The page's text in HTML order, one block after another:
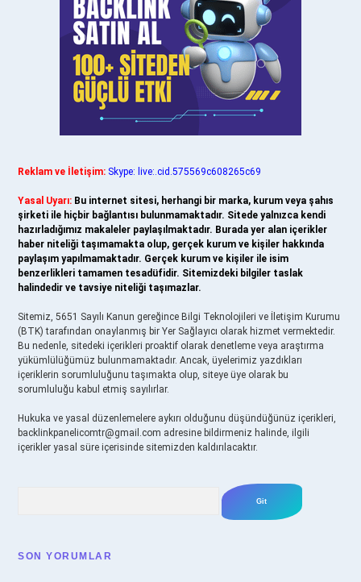
Reklam ve İletişim: Skype: live:.cid.575569c608265c69
Yasal Uyarı: Bu internet sitesi, herhangi bir marka, kurum veya şahıs
şirketi ile hiçbir bağlantısı bulunmamaktadır. Sitede yalnızca kendi
hazırladığımız makaleler paylaşılmaktadır. Burada yer alan içerikler
haber niteliği taşımamakta olup, gerçek kurum ve kişiler hakkında
paylaşım yapılmamaktadır. Gerçek kurum ve kişiler ile isim
benzerlikleri tamamen tesadüfidir. Sitemizdeki bilgiler taslak
halindedir ve tavsiye niteliği taşımazlar.
Sitemiz, 5651 Sayılı Kanun gereğince Bilgi Teknolojileri ve İletişim Kurumu
(BTK) tarafından onaylanmış bir Yer Sağlayıcı olarak hizmet vermektedir.
Bu nedenle, sitedeki içerikleri proaktif olarak denetleme veya araştırma
yükümlülüğümüz bulunmamaktadır. Ancak, üyelerimiz yazdıkları
içeriklerin sorumluluğunu taşımakta olup, siteye üye olarak bu
sorumluluğu kabul etmiş sayılırlar.
Hukuka ve yasal düzenlemelere aykırı olduğunu düşündüğünüz içerikleri,
backlinkpanelicomtr@gmail.com adresine bildirmeniz halinde, ilgili
içerikler yasal süre içerisinde sitemizden kaldırılacaktır.
SON YORUMLAR